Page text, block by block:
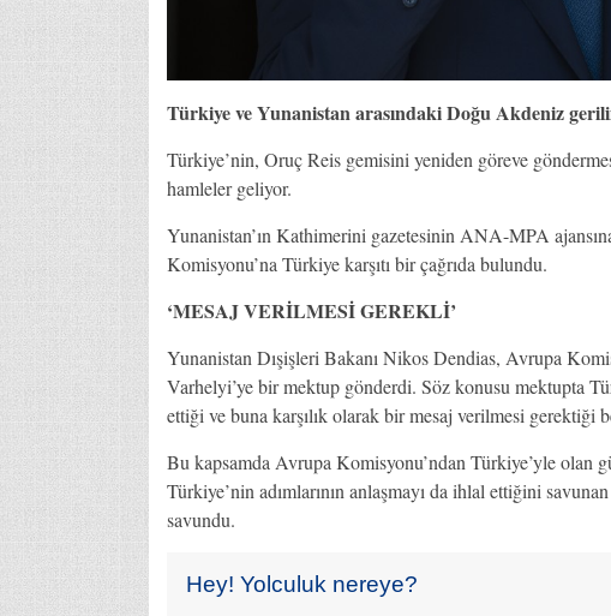
Türkiye ve Yunanistan arasındaki Doğu Akdeniz
Türkiye’nin, Oruç Reis gemisini yeniden göreve
hamleler geliyor.
Yunanistan’ın Kathimerini gazetesinin ANA-MPA
Komisyonu’na Türkiye karşıtı bir çağrıda bulundu.
‘MESAJ VERİLMESİ GEREKLİ’
Yunanistan Dışişleri Bakanı Nikos Dendias, Avrupa
Varhelyi’ye bir mektup gönderdi. Söz konusu mektupta
ettiği ve buna karşılık olarak bir mesaj verilmesi gerektiği
Bu kapsamda Avrupa Komisyonu’ndan Türkiye’yle olan
Türkiye’nin adımlarının anlaşmayı da ihlal ettiğini
savundu.
Hey! Yolculuk nereye?